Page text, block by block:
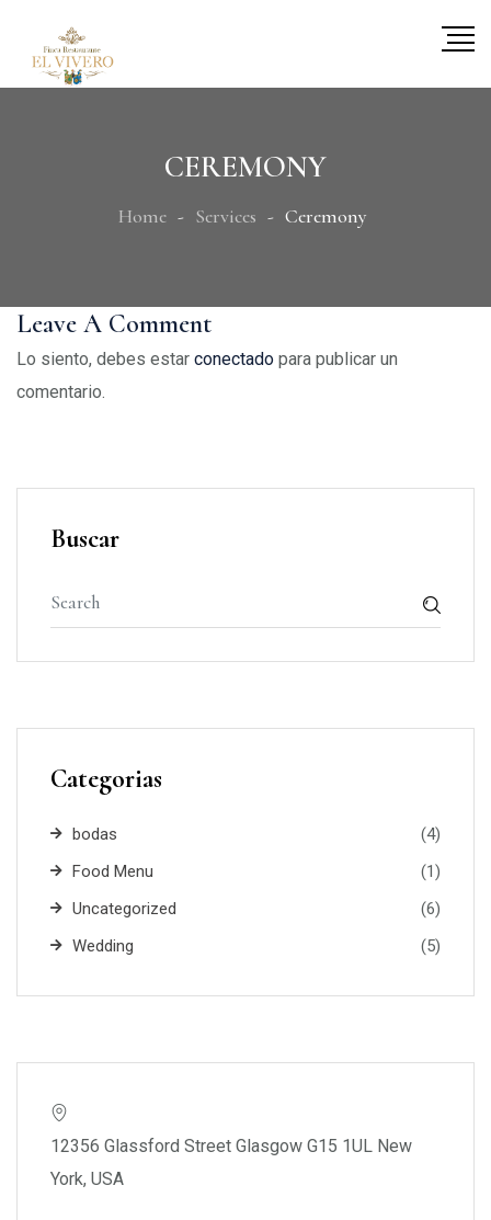
CEREMONY
Home Services Ceremony
Leave A Comment
Lo siento, debes estar conectado para publicar un
comentario.
Buscar
Categorias
bodas
(4)
Food Menu
(1)
Uncategorized
(6)
Wedding
(5)
12356 Glassford Street Glasgow G15 1UL New
York, USA